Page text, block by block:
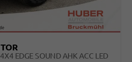
EDGE SOUND AHK ACC LED